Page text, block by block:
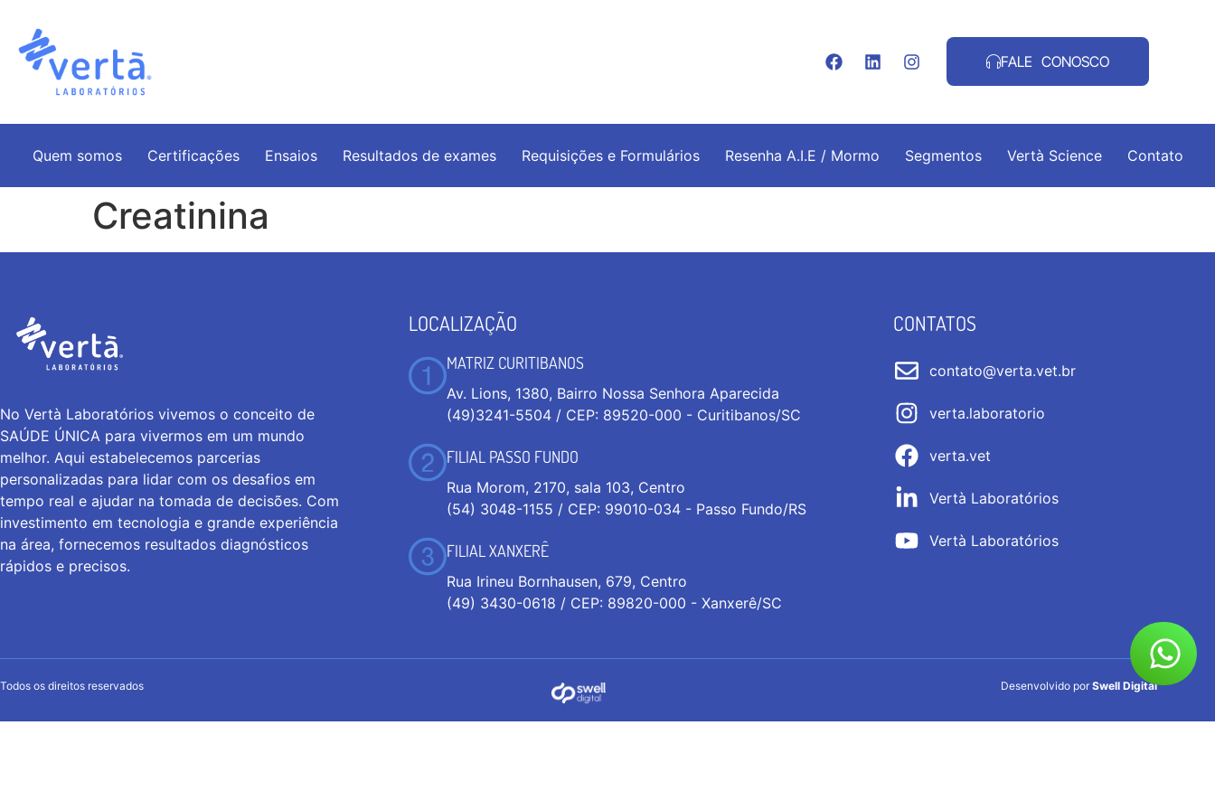
FALE CONOSCO
Quem somos Certificações Ensaios Resultados de exames Requisições e Formulários Resenha A.I.E / Mormo Segmentos Vertà Science Contato
Creatinina
No Vertà Laboratórios vivemos o conceito de
SAÚDE ÚNICA para vivermos em um mundo
melhor. Aqui estabelecemos parcerias
personalizadas para lidar com os desafios em
tempo real e ajudar na tomada de decisões. Com
investimento em tecnologia e grande experiência
na área, fornecemos resultados diagnósticos
rápidos e precisos.
LOCALIZAÇÃO
MATRIZ CURITIBANOS
Av. Lions, 1380, Bairro Nossa Senhora Aparecida
(49)3241-5504 / CEP: 89520-000 - Curitibanos/SC
FILIAL PASSO FUNDO
Rua Morom, 2170, sala 103, Centro
(54) 3048-1155 / CEP: 99010-034 - Passo Fundo/RS
FILIAL XANXERÊ
Rua Irineu Bornhausen, 679, Centro
(49) 3430-0618 / CEP: 89820-000 - Xanxerê/SC
CONTATOS
contato@verta.vet.br
verta.laboratorio
verta.vet
Vertà Laboratórios
Vertà Laboratórios
Todos os direitos reservados Desenvolvido por Swell Digital